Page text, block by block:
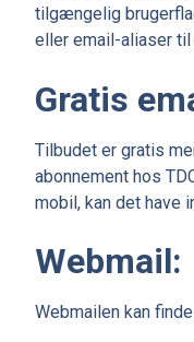
tilgængelig
eller email-aliaser til
Gratis
Tilbudet er gratis
abonnement hos
mobil, kan det have
Webmail:
Webmailen kan